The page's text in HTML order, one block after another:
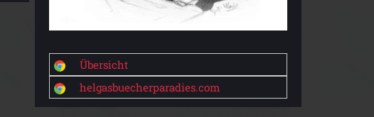
Übersicht
helgasbuecherparadies.com